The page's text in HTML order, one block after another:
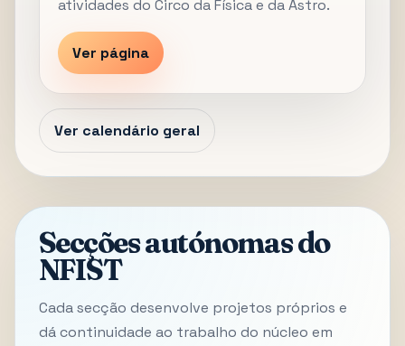
atividades do Circo da Física e da Astro.
Ver página
Ver calendário geral
Secções autónomas do
NFIST
Cada secção desenvolve projetos próprios e
dá continuidade ao trabalho do núcleo em